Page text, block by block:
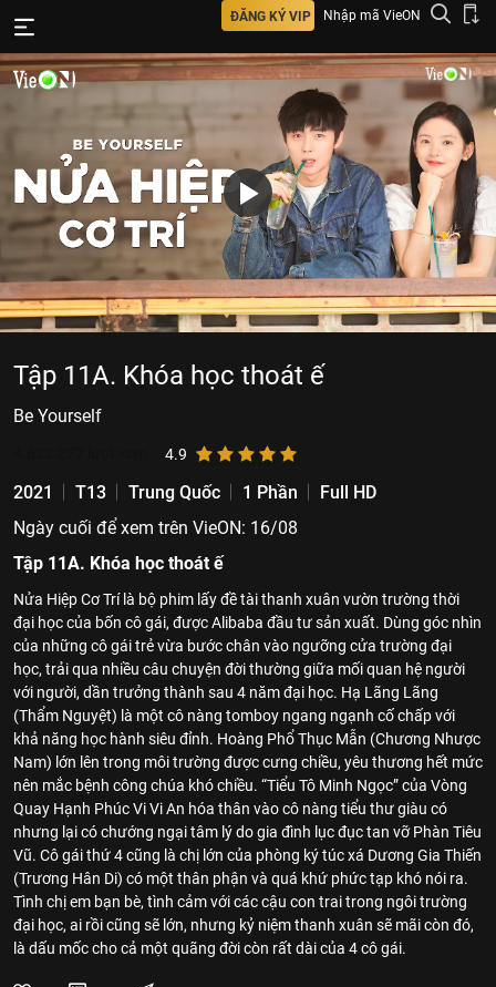
ĐĂNG KÝ VIP Nhập mã VieON
Tập 11A. Khóa học thoát ế
Be Yourself
4.9
2021 T13 Trung Quốc 1 Phần
Full HD
Ngày cuối để xem trên VieON: 16/08
Tập 11A. Khóa học thoát ế
Nửa Hiệp Cơ Trí là bộ phim lấy đề tài thanh xuân vườn trường thời
đại học của bốn cô gái, được Alibaba đầu tư sản xuất. Dùng góc nhìn
của những cô gái trẻ vừa bước chân vào ngưỡng cửa trường đại
học, trải qua nhiều câu chuyện đời thường giữa mối quan hệ người
với người, dần trưởng thành sau 4 năm đại học. Hạ Lãng Lãng
(Thẩm Nguyệt) là một cô nàng tomboy ngang ngạnh cố chấp với
khả năng học hành siêu đỉnh. Hoàng Phổ Thục Mẫn (Chương Nhược
Nam) lớn lên trong môi trường được cưng chiều, yêu thương hết mức
nên mắc bệnh công chúa khó chiều. “Tiểu Tô Minh Ngọc” của Vòng
Quay Hạnh Phúc Vi Vi An hóa thân vào cô nàng tiểu thư giàu có
nhưng lại có chướng ngại tâm lý do gia đình lục đục tan vỡ Phàn Tiêu
Vũ. Cô gái thứ 4 cũng là chị lớn của phòng ký túc xá Dương Gia Thiến
(Trương Hân Di) có một thân phận và quá khứ phức tạp khó nói ra.
Tình chị em bạn bè, tình cảm với các cậu con trai trong ngôi trường
đại học, ai rồi cũng sẽ lớn, nhưng kỷ niệm thanh xuân sẽ mãi còn đó,
là dấu mốc cho cả một quãng đời còn rất dài của 4 cô gái.